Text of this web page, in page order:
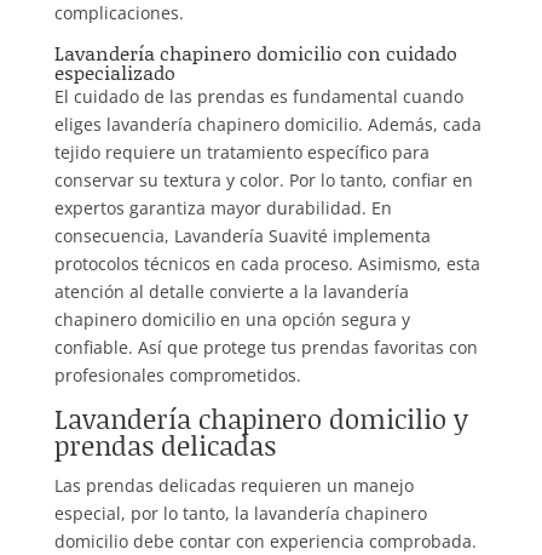
complicaciones.
Lavandería chapinero domicilio con cuidado
especializado
El cuidado de las prendas es fundamental cuando
eliges lavandería chapinero domicilio. Además, cada
tejido requiere un tratamiento específico para
conservar su textura y color. Por lo tanto, confiar en
expertos garantiza mayor durabilidad. En
consecuencia, Lavandería Suavité implementa
protocolos técnicos en cada proceso. Asimismo, esta
atención al detalle convierte a la lavandería
chapinero domicilio en una opción segura y
confiable. Así que protege tus prendas favoritas con
profesionales comprometidos.
Lavandería chapinero domicilio y
prendas delicadas
Las prendas delicadas requieren un manejo
especial, por lo tanto, la lavandería chapinero
domicilio debe contar con experiencia comprobada.